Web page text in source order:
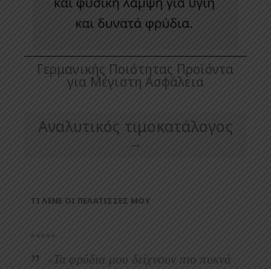
Γερμανικής Ποιότητας Προϊόντα
για Μέγιστη Ασφάλεια
Αναλυτικός τιμοκατάλογος
→
ΤΙ ΛΕΝΕ ΟΙ ΠΕΛΑΤΙΣΣΕΣ ΜΟΥ
⭐⭐⭐⭐⭐
«Τα φρύδια μου δείχνουν πιο πυκνά